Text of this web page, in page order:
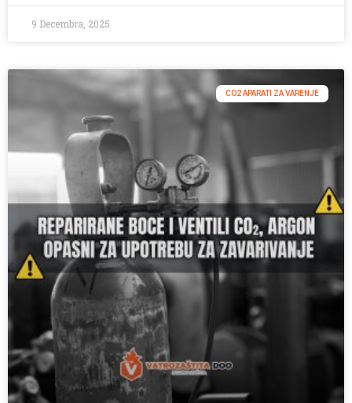
9 Decembra, 2025
CO2 APARATI ZA VARENJE